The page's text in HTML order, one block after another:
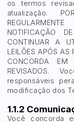
os termos
atualização.
NOTIFICAÇÃO
CONTINUAR A
LEILÕES APÓS AS
CONCORDA EM
REVISADOS.
responsáveis
modificação dos
1.1.2
Você concorda